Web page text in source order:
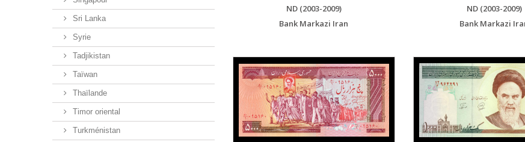
Sri Lanka
Syrie
Tadjikistan
Taïwan
Thaïlande
Timor oriental
Turkménistan
ND (2003-2009)
Bank Markazi Iran
ND (2003-2009)
Bank Markazi